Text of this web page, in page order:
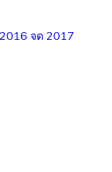
2016 จด 2017